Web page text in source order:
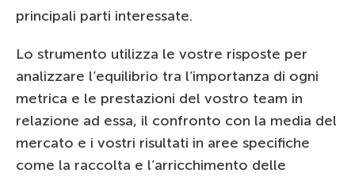
principali parti interessate.
Lo strumento utilizza le vostre risposte per
analizzare l’equilibrio tra l’importanza di ogni
metrica e le prestazioni del vostro team in
relazione ad essa, il confronto con la media del
mercato e i vostri risultati in aree specifiche
come la raccolta e l’arricchimento delle